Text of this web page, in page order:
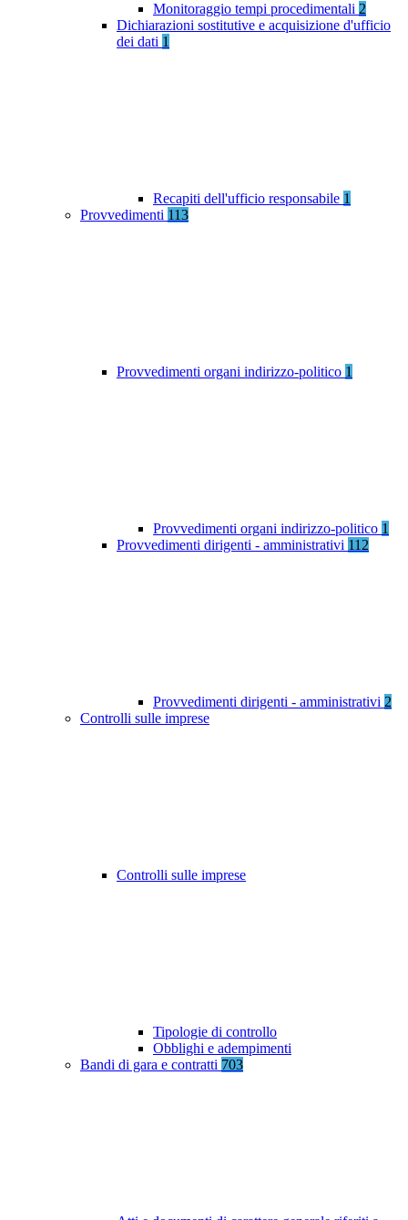
Monitoraggio tempi procedimentali 2
Dichiarazioni sostitutive e acquisizione d'ufficio
dei dati 1
Recapiti dell'ufficio responsabile 1
Provvedimenti 113
Provvedimenti organi indirizzo-politico 1
Provvedimenti organi indirizzo-politico 1
Provvedimenti dirigenti - amministrativi 112
Provvedimenti dirigenti - amministrativi 2
Controlli sulle imprese
Controlli sulle imprese
Tipologie di controllo
Obblighi e adempimenti
Bandi di gara e contratti 703